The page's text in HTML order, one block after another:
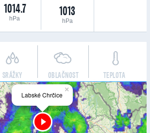
1014.7
hPa
1013
hPa
SRÁŽKY OBLAČNOST TEPLOTA
×
Labské Chrčice